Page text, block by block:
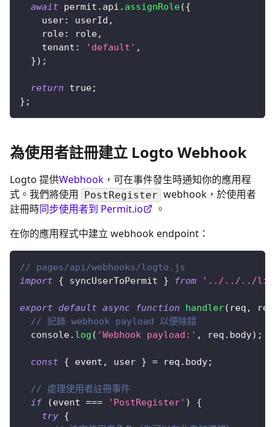
await permit . api . assignRole({
user: userId ,
role: role,
tenant : 'default' ,
}) ;
return true;
} ;
為使用者註冊建立 Logto Webhook
Logto 提供Webhook ，可在事件發生時通知你的應用程
式。我們將使用 PostRegister webhook，於使用者
註冊時同步使用者到 Permit.io
。
在你的應用程式中建立 webhook endpoint：
// pages/api/webhooks/logto.js
import { syncUserToPermit } from '../../../
export default async function handler( req , res
// 記錄 webhook payload 以便除錯
console. log ( 'Webhook payload:' , req . body) ;
const { event , user } = req . body;
// 處理使用者註冊事件
if
(event === 'PostRegister' )
{
try {